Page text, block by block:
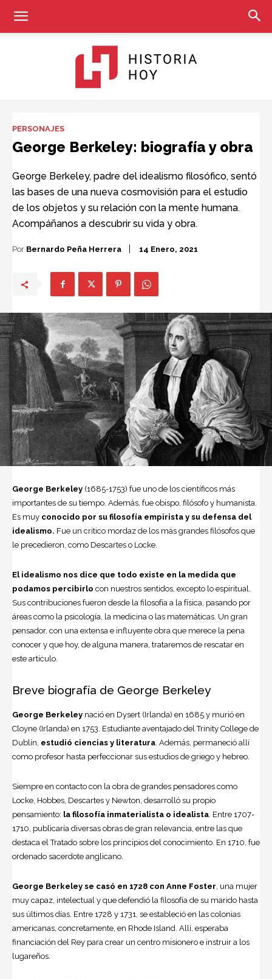
Hoy
PERSONAJES
George Berkeley: biografía y obra
George Berkeley, padre del idealismo filosófico, sentó
las bases de una nueva cosmovisión para el estudio
de los objetos y su relación con la mente humana.
Acompáñanos a descubrir su vida y obra.
Por Bernardo Peña Herrera 14 Enero, 2021
George Berkeley (1685-1753) fue uno de los científicos más
importantes de su tiempo. Además, fue obispo, filósofo y humanista.
Es muy conocido por su filosofía empirista y su defensa del
idealismo. Fue un crítico mordaz de los más grandes filósofos que
le precedieron, como Descartes o Locke.
El idealismo nos dice que todo existe en la medida que
podamos percibirlo con nuestros sentidos, excepto lo espiritual.
Sus contribuciones fueron desde la filosofía a la física, pasando por
áreas como la psicología, la medicina o las matemáticas. Un gran
pensador, con una extensa e influyente obra que merece la pena
conocer y que hoy, de alguna manera, trataremos de rescatar en
este artículo.
Breve biografía de George Berkeley
George Berkeley nació en Dysert (Irlanda) en 1685 y murió en
Cloyne (Irlanda) en 1753. Estudiante aventajado del Trinity College de
Dublín, estudió ciencias y literatura. Además, permaneció allí
como profesor hasta perfeccionar sus estudios de griego y hebreo.
Siempre en contacto con la obra de grandes pensadores como
Locke, Hobbes, Descartes y Newton, desarrolló su propio
pensamiento: la filosofía inmaterialista o idealista. Entre 1707-
1710, publicaría diversas obras de gran relevancia, entre las que
destaca el Tratado sobre los principios del conocimiento. En 1710, fue
ordenado sacerdote anglicano.
George Berkeley se casó en 1728 con Anne Foster, una mujer
muy capaz, intelectual y que defendió la filosofía de su marido hasta
sus últimos días. Entre 1728 y 1731, se estableció en las colonias
americanas, concretamente, en Rhode Island. Allí, esperaba
financiación del Rey para crear un centro misionero e instruir a los
lugareños.